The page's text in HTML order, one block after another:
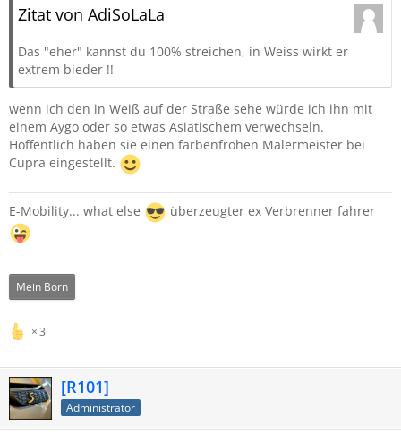
Zitat von AdiSoLaLa
Das "eher" kannst du 100% streichen, in Weiss wirkt er
extrem bieder !!
wenn ich den in Weiß auf der Straße sehe würde ich ihn mit
einem Aygo oder so etwas Asiatischem verwechseln.
Hoffentlich haben sie einen farbenfrohen Malermeister bei
Cupra eingestellt.
E-Mobility... what else überzeugter ex Verbrenner fahrer
Mein Born
3
[R101]
Administrator